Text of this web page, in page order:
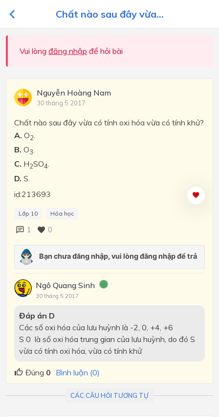
Chất nào sau đây vừa...
Vui lòng đăng nhập để hỏi bài
Nguyễn Hoàng Nam
30 tháng 5 2017
Chất nào sau đây vừa có tính oxi hóa vừa có tính khử?
A. O2.
B. O3.
C. H2SO4.
D. S.
id:213693
Lớp 10 Hóa học
1 0
Ngô Quang Sinh
30 tháng 5 2017
Đáp án D
Các số oxi hóa của lưu huỳnh là -2, 0, +4, +6
S 0 là số oxi hóa trung gian của lưu huỳnh, do đó S
vừa có tính oxi hóa, vừa có tính khử
Đúng 0 Bình luận (0)
CÁC CÂU HỎI TƯƠNG TỰ